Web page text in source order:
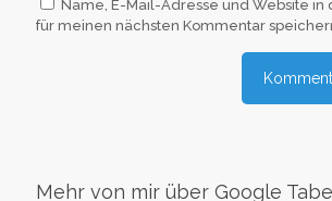
Name, E-Mail-Adresse und Website in
für meinen nächsten Kommentar
Mehr von mir über Google